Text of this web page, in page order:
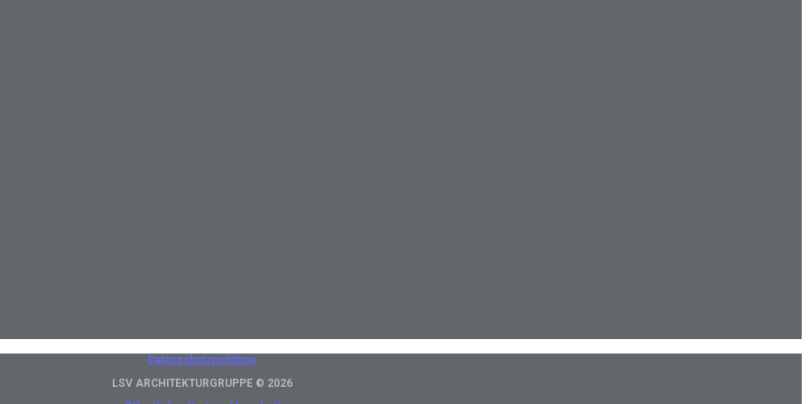
Datenschutzrichtlinie
LSV ARCHITEKTURGRUPPE © 2026